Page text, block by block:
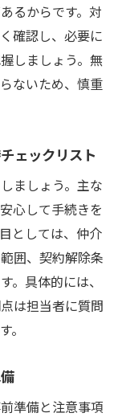
るからです。対
確認し、必要に
しましょう。無
ないため、慎重
ェックリスト
ましょう。主な
心して手続きを
としては、仲介
囲、契約解除条
。具体的には、
は担当者に質問
。
準備と注意事項